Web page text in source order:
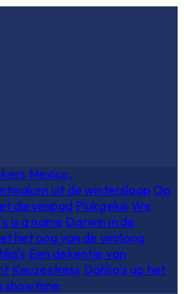
Mexico,
uit de winterslaap Op
dievenpad Plukgeluk We
is a name Darwin in de
het oog van de viroloog
Een dekentje van
Keuzestress Dahlia's op het
showtime